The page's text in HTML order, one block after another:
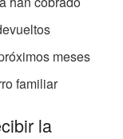
meses
familiar
la